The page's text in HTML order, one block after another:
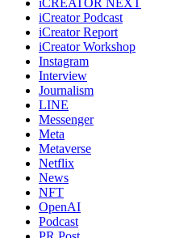
iCreator Podcast
iCreator Report
iCreator Workshop
Instagram
Interview
Journalism
LINE
Messenger
Meta
Metaverse
Netflix
News
NFT
OpenAI
Podcast